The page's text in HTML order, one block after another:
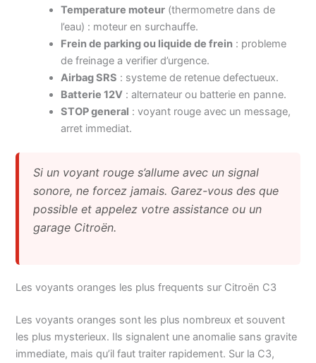
Temperature moteur (thermometre dans de
l’eau) : moteur en surchauffe.
Frein de parking ou liquide de frein : probleme
de freinage a verifier d’urgence.
Airbag SRS : systeme de retenue defectueux.
Batterie 12V : alternateur ou batterie en panne.
STOP general : voyant rouge avec un message,
arret immediat.
Si un voyant rouge s’allume avec un signal
sonore, ne forcez jamais. Garez-vous des que
possible et appelez votre assistance ou un
garage Citroën.
Les voyants oranges les plus frequents sur Citroën C3
Les voyants oranges sont les plus nombreux et souvent
les plus mysterieux. Ils signalent une anomalie sans gravite
immediate, mais qu’il faut traiter rapidement. Sur la C3,